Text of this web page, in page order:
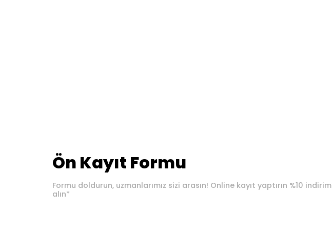
Ön Kayıt Formu
Formu doldurun, uzmanlarımız sizi arasın! Online kayıt yaptırın %10 indirim
alın*